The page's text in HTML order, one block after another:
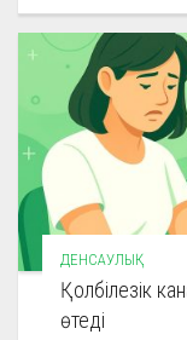
ДЕНСАУЛЫҚ
Қолбілезік
өтеді